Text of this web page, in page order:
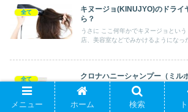
全て
キヌージョ(KINUJYO)のドライ
ら？
うさに ここ何年かでキヌージョとい
店、美容室などでみかけるようになっ
全て
クロナハニーシャンプー（ミ
りやすく美容師が総評、解説&口
こんにちわ。美容師歴20年以上のうさ
全員美容師の美容一家です。 ...
メニュー ホーム 検索